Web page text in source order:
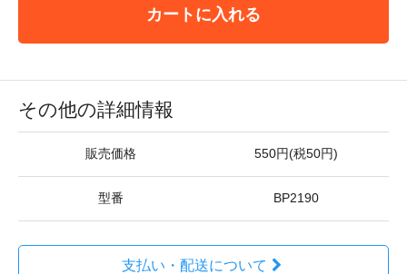
カートに入れる
その他の詳細情報
販売価格 550円(税50円)
型番 BP2190
支払い・配送について